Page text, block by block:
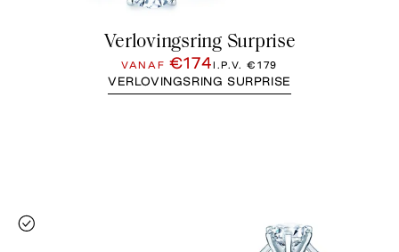
Verlovingsring Surprise
VANAF €174I.P.V.€179
VERLOVINGSRING SURPRISE